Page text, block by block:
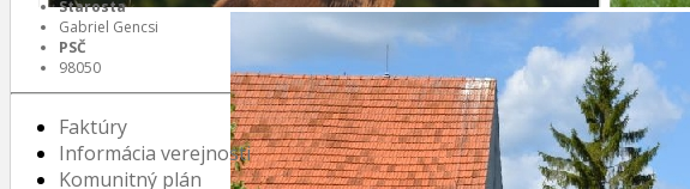
Starosta
Gabriel Gencsi
PSČ
98050
Faktúry
Informácia verejnosti
Komunitný plán